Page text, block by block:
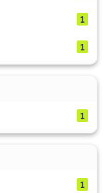
1
1
1
1